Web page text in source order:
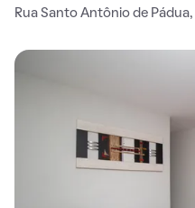
Rua Santo Antônio de Pádua,